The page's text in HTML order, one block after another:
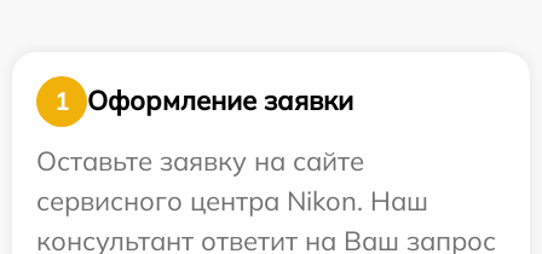
1
Оформление заявки
Оставьте заявку на сайте
сервисного центра Nikon. Наш
консультант ответит на Ваш запрос